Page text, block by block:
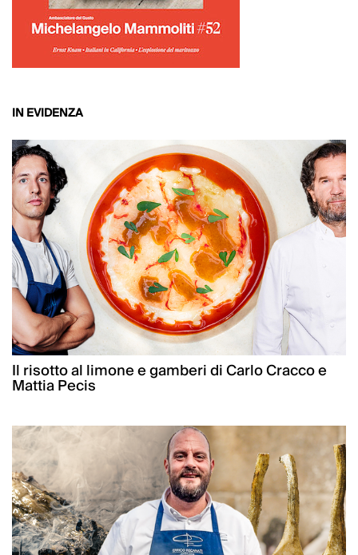
IN EVIDENZA
Il risotto al limone e gamberi di Carlo Cracco e
Mattia Pecis